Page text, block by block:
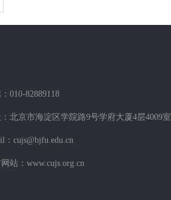
010-82889118
北京市海淀区学院路9号学府大厦4层4009室
：cujs@bjfu.edu.cn
站：www.cujs.org.cn